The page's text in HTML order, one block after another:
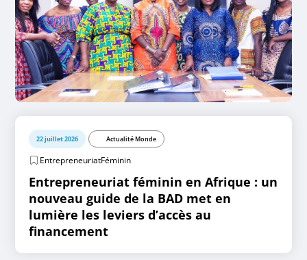
22 juillet 2026 Actualité Monde
EntrepreneuriatFéminin
Entrepreneuriat féminin en Afrique : un
nouveau guide de la BAD met en
lumière les leviers d’accès au
financement